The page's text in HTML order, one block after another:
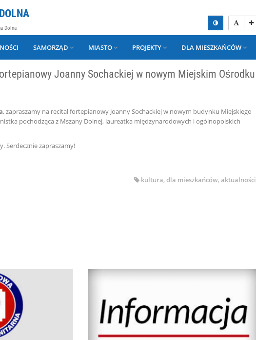
Dolna
SAMORZĄD MIASTO PROJEKTY DLA MIESZKAŃCÓW
Joanny Sochackiej w nowym Miejskim Ośrodku
, zapraszamy na recital fortepianowy Joanny Sochackiej w nowym budynku Miejskiego
pochodząca z Mszany Dolnej, laureatka międzynarodowych i ogólnopolskich
Serdecznie zapraszamy!
kultura, dla mieszkańców, aktualności